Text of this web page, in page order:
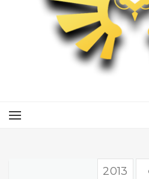
2013